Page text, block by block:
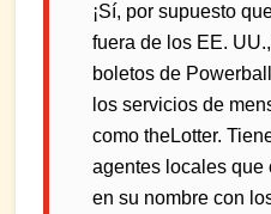
¡Sí, por supuesto
fuera de los EE.
boletos de
los servicios de
como theLotter.
agentes locales que
en su nombre con